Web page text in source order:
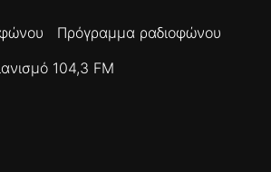
Πρόγραμμα ραδιοφώνου
104,3 FM